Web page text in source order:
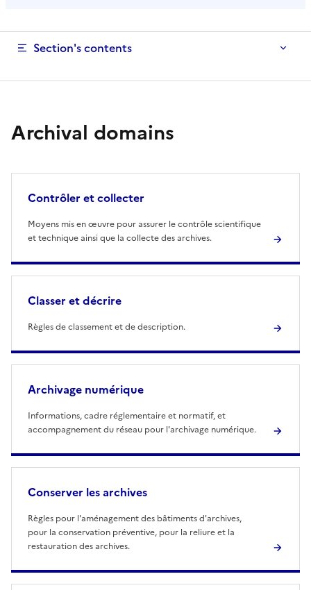
Section's contents
Archival domains
Contrôler et collecter
Moyens mis en œuvre pour assurer le contrôle scientifique
et technique ainsi que la collecte des archives.
Classer et décrire
Règles de classement et de description.
Archivage numérique
Informations, cadre réglementaire et normatif, et
accompagnement du réseau pour l'archivage numérique.
Conserver les archives
Règles pour l'aménagement des bâtiments d'archives,
pour la conservation préventive, pour la reliure et la
restauration des archives.